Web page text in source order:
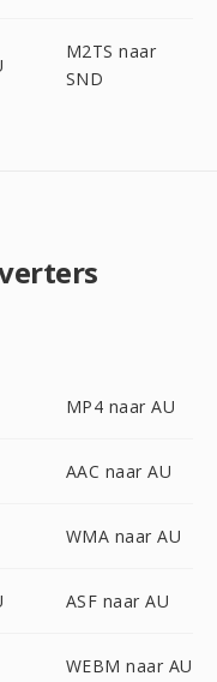
M2TS naar
SND
MP4 naar AU
AAC naar AU
WMA naar AU
ASF naar AU
WEBM naar AU